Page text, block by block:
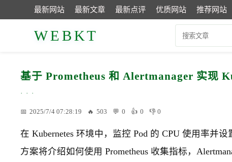
最新网站 最新文章 最新点评 优质网站 推荐网站
WEBKT
基于 Prometheus 和 Alertmanager 实现
2025/7/4 07:28:19 503 0 0 0
在 Kubernetes 环境中，监控 Pod 的 CPU 使用率并
方案将介绍如何使用 Prometheus 收集指标，